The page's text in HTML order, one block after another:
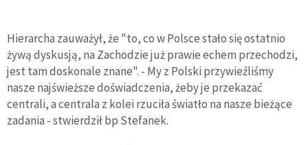
Hierarcha zauważył, że "to, co w Polsce stało się ostatnio
żywą dyskusją, na Zachodzie już prawie echem przechodzi,
jest tam doskonale znane". - My z Polski przywieźliśmy
nasze najświeższe doświadczenia, żeby je przekazać
centrali, a centrala z kolei rzuciła światło na nasze bieżące
zadania - stwierdził bp Stefanek.